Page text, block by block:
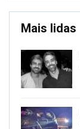
Mais lidas